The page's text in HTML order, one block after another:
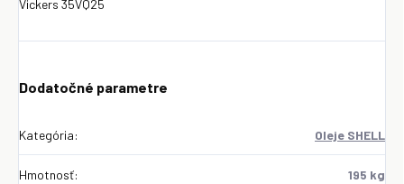
Vickers 35VQ25
Dodatočné parametre
Kategória: Oleje SHELL
Hmotnosť: 195 kg